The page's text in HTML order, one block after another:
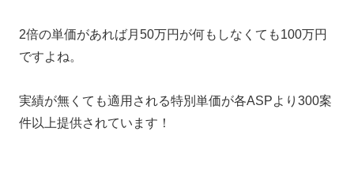
2倍の単価があれば月50万円が何もしなくても100万円
ですよね。
実績が無くても適用される特別単価が各ASPより300案
件以上提供されています！